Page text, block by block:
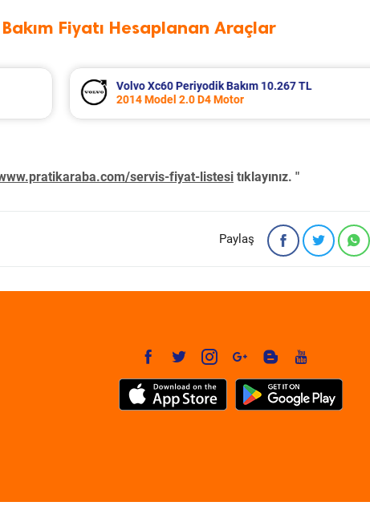
Fiyatı Hesaplanan Araçlar
TL
Seat Leon Periyodik Bakım 7.135
2013 Model 1.2 Tsi Motor
servis-fiyat-listesi tıklayınız. "
Paylaş